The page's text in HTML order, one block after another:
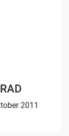
2011